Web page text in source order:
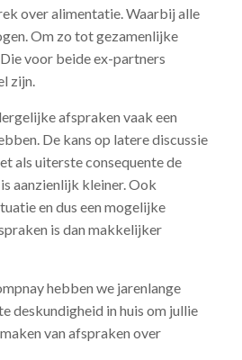
over alimentatie. Waarbij alle
Om zo tot gezamenlijke
voor beide ex-partners
zijn.
afspraken vaak een
De kans op latere discussie
als uiterste consequente de
aanzienlijk kleiner. Ook
en dus een mogelijke
is dan makkelijker
hebben we jarenlange
deskundigheid in huis om jullie
van afspraken over